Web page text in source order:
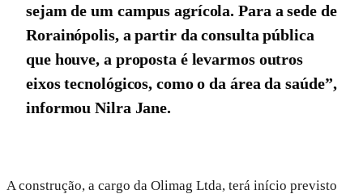
sejam de um campus agrícola. Para a sede de
Rorainópolis, a partir da consulta pública
que houve, a proposta é levarmos outros
eixos tecnológicos, como o da área da saúde”,
informou Nilra Jane.
A construção, a cargo da Olimag Ltda, terá início previsto